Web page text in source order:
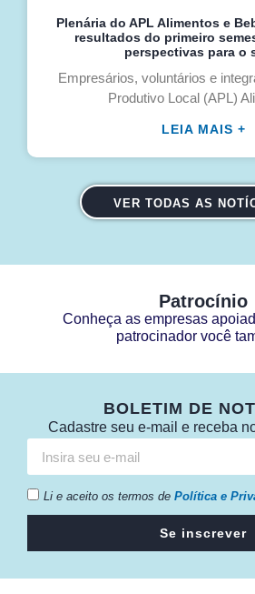
Plenária do APL Alimentos e
resultados do primeiro
perspectivas para o
Empresários, voluntários e
Produtivo Local (APL)
LEIA MAIS +
VER TODAS AS
Patrocínio
Conheça as empresas
patrocinador você
BOLETIM DE
Cadastre seu e-mail e receba
Li e aceito os termos de Política e
Se inscrever